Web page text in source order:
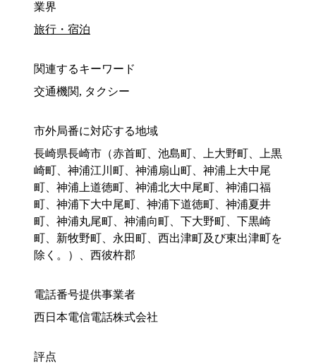
業界
旅行・宿泊
関連するキーワード
交通機関, タクシー
市外局番に対応する地域
長崎県長崎市（赤首町、池島町、上大野町、上黒
崎町、神浦江川町、神浦扇山町、神浦上大中尾
町、神浦上道徳町、神浦北大中尾町、神浦口福
町、神浦下大中尾町、神浦下道徳町、神浦夏井
町、神浦丸尾町、神浦向町、下大野町、下黒崎
町、新牧野町、永田町、西出津町及び東出津町を
除く。）、西彼杵郡
電話番号提供事業者
西日本電信電話株式会社
評点